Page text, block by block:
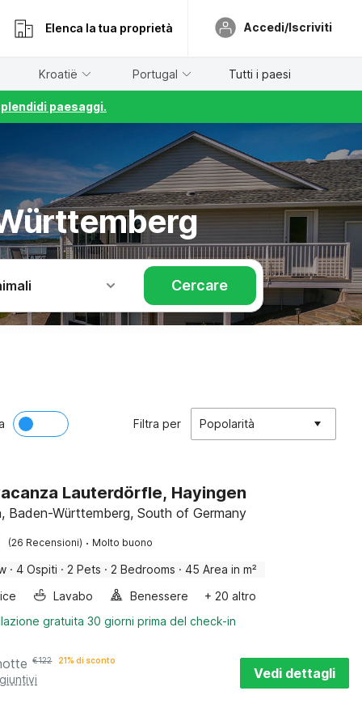
Elenca la tua proprietà Accedi/Iscriviti
Kroatië Portugal Tutti i paesi
paesaggi.
Cercare
Filtra per Popolarità
Lauterdörfle, Hayingen
Baden-Württemberg, South of Germany
(26 Recensioni) · Molto buono
· 4 Ospiti · 2 Pets · 2 Bedrooms · 45 Area in m²
Lavabo Benessere
+ 20 altro
gratuita 30 giorni prima del check-in
€122 21% di sconto
Vedi dettagli